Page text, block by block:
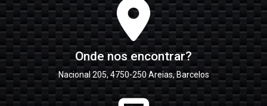
Onde nos encontrar?
Nacional 205, 4750-250 Areias, Barcelos